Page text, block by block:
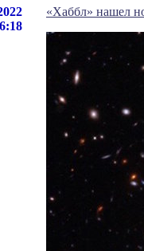
«Хаббл» нашел